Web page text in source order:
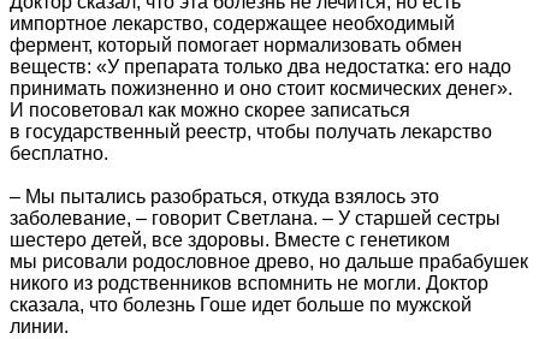
импортное лекарство, содержащее необходимый
фермент, который помогает нормализовать обмен
веществ: «У препарата только два недостатка: его надо
принимать пожизненно и оно стоит космических денег».
И посоветовал как можно скорее записаться
в государственный реестр, чтобы получать лекарство
бесплатно.
– Мы пытались разобраться, откуда взялось это
заболевание, – говорит Светлана. – У старшей сестры
шестеро детей, все здоровы. Вместе с генетиком
мы рисовали родословное древо, но дальше прабабушек
никого из родственников вспомнить не могли. Доктор
сказала, что болезнь Гоше идет больше по мужской
линии.